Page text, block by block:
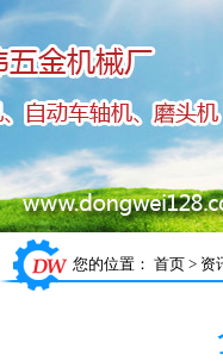
您的位置： 首页 > 资